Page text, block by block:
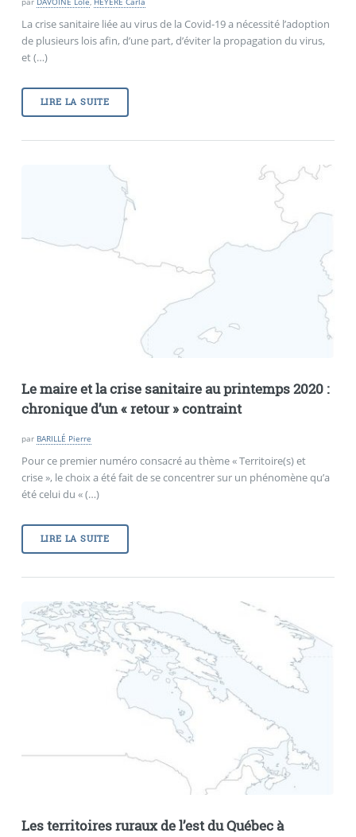
La crise sanitaire liée au virus de la Covid-19 a nécessité l’adoption
de plusieurs lois afin, d’une part, d’éviter la propagation du virus,
et (…)
LIRE LA SUITE
Le maire et la crise sanitaire au printemps 2020 :
chronique d’un «retour» contraint
par BARILLÉ Pierre
Pour ce premier numéro consacré au thème « Territoire(s) et
crise », le choix a été fait de se concentrer sur un phénomène qu’a
été celui du « (…)
LIRE LA SUITE
Les territoires ruraux de l’est du Québec à